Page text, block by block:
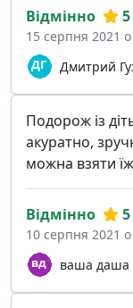
Дмитрий
Відмінно 5
15 серпня 2021
Подорож із
акуратно,
можна взяти
ваша даша
Відмінно 5
10 серпня 2021